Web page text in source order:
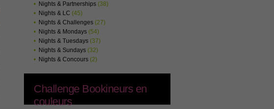
• Nights & Partnerships (38)
• Nights & LC (45)
• Nights & Challenges (27)
• Nights & Mondays (54)
• Nights & Tuesdays (37)
• Nights & Sundays (32)
• Nights & Concours (2)
Challenge Bookineurs en
couleurs